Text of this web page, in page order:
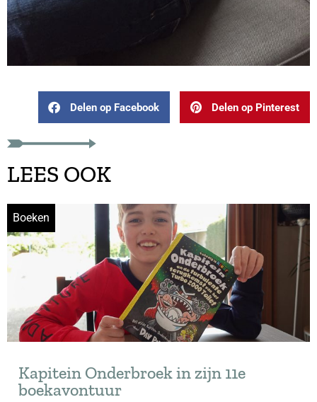
Delen op Facebook Delen op Pinterest
LEES OOK
Boeken
Kapitein Onderbroek in zijn 11e
boekavontuur